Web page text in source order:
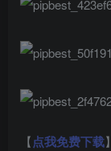
【点我免费下载】